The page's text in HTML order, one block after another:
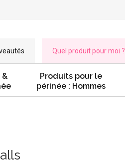
Quel produit pour moi ?
Produits pour le
périnée : Hommes